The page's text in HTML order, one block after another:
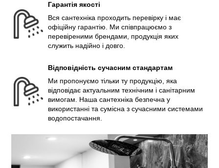
Гарантія якості
Вся сантехніка проходить перевірку і має
офіційну гарантію. Ми співпрацюємо з
перевіреними брендами, продукція яких
служить надійно і довго.
Відповідність сучасним стандартам
Ми пропонуємо тільки ту продукцію, яка
відповідає актуальним технічним і санітарним
вимогам. Наша сантехніка безпечна у
використанні та сумісна з сучасними системами
водопостачання.